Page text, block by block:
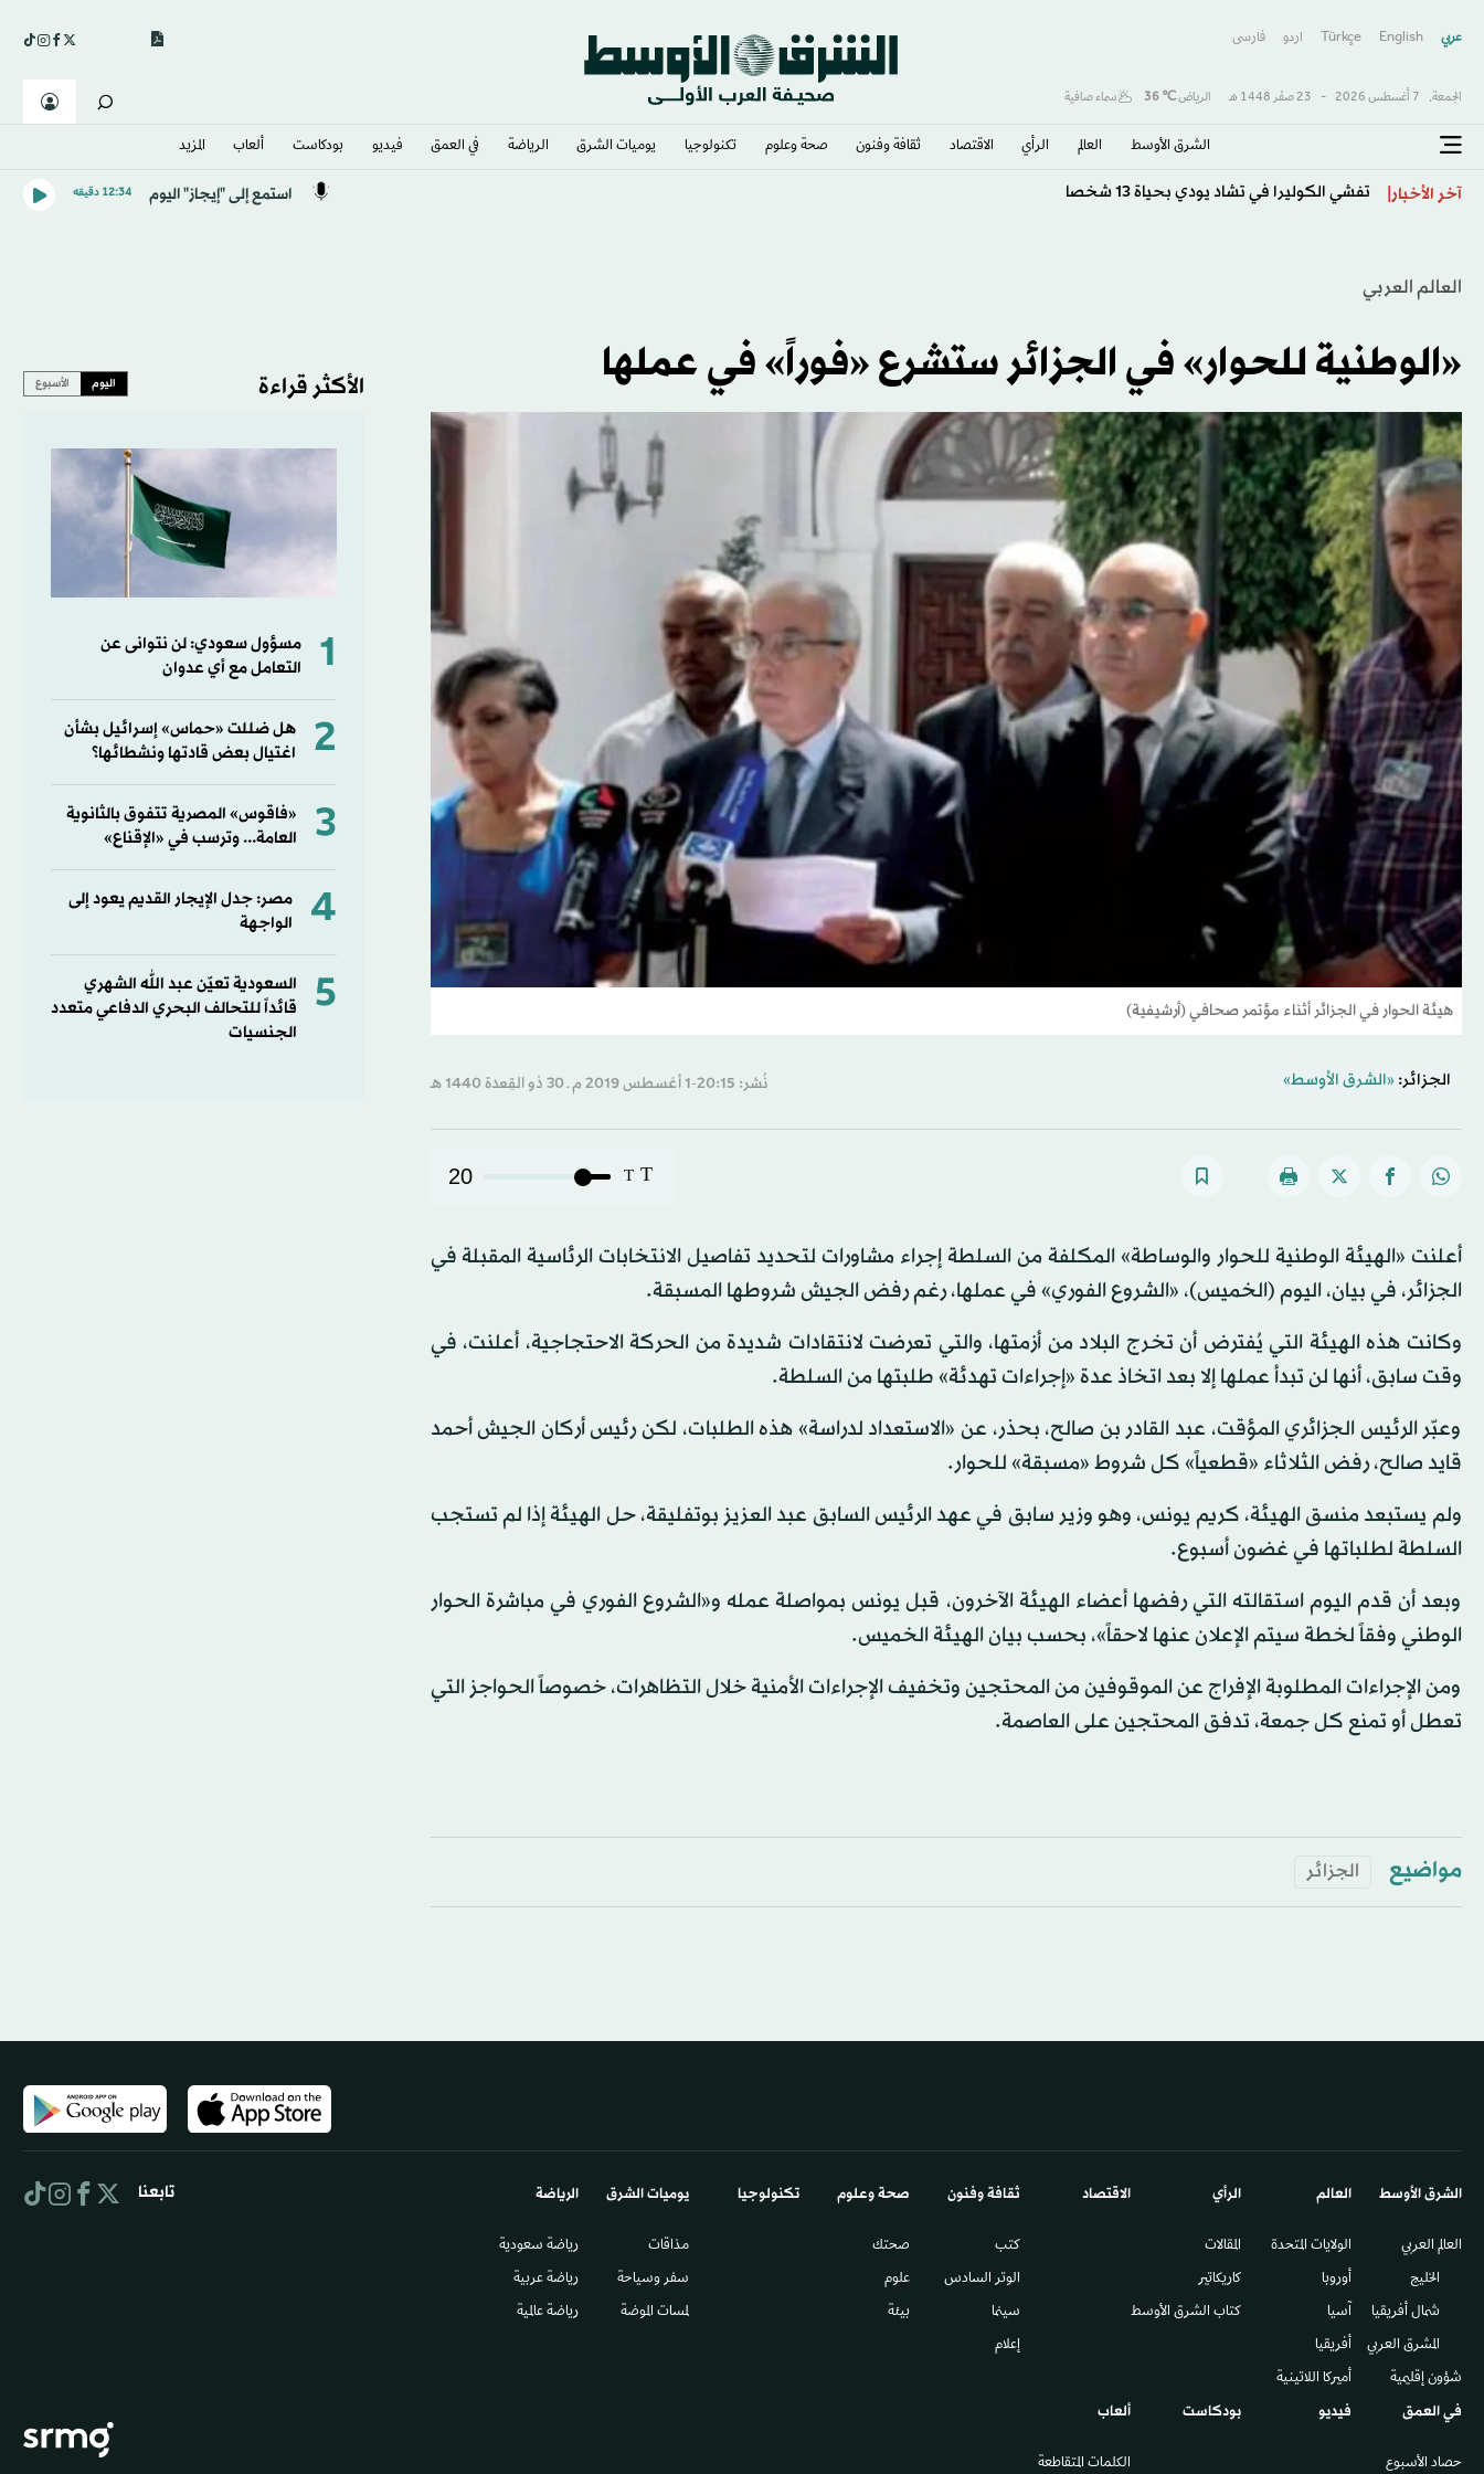
عربي English
Türkçe اردو فارسى
الجمعة, 7 أغسطس 2026 - 23 صفَر 1448 هـ الرياض℃
36 سماء صافية
الشرق الأوسط​ العالم الرأي الاقتصاد ثقافة وفنون صحة وعلوم تكنولوجيا يوميات الشرق​ الرياضة في العمق فيديو بودكاست ألعاب المزيد
آخر الأخبار تفشي الكوليرا في تشاد يودي بحياة 13 شخصا استمع إلى "إيجاز" اليوم 12:34 دقيقه
العالم العربي
«الوطنية للحوار» في الجزائر ستشرع «فوراً» في عملها
هيئة الحوار في الجزائر أثناء مؤتمر صحافي (أرشيفية)
الجزائر: «الشرق الأوسط» نُشر: 20:15-1 أغسطس 2019 م ـ 30 ذو القِعدة 1440 هـ
T
T
20
أعلنت «الهيئة الوطنية للحوار والوساطة» المكلفة من السلطة إجراء مشاورات لتحديد تفاصيل الانتخابات الرئاسية المقبلة في
الجزائر، في بيان، اليوم (الخميس)، «الشروع الفوري» في عملها، رغم رفض الجيش شروطها المسبقة.
وكانت هذه الهيئة التي يُفترض أن تخرج البلاد من أزمتها، والتي تعرضت لانتقادات شديدة من الحركة الاحتجاجية، أعلنت، في
وقت سابق، أنها لن تبدأ عملها إلا بعد اتخاذ عدة «إجراءات تهدئة» طلبتها من السلطة.
وعبّر الرئيس الجزائري المؤقت، عبد القادر بن صالح، بحذر، عن «الاستعداد لدراسة» هذه الطلبات، لكن رئيس أركان الجيش أحمد
قايد صالح، رفض الثلاثاء «قطعياً» كل شروط «مسبقة» للحوار.
ولم يستبعد منسق الهيئة، كريم يونس، وهو وزير سابق في عهد الرئيس السابق عبد العزيز بوتفليقة، حل الهيئة إذا لم تستجب
السلطة لطلباتها في غضون أسبوع.
وبعد أن قدم اليوم استقالته التي رفضها أعضاء الهيئة الآخرون، قبل يونس بمواصلة عمله و«الشروع الفوري في مباشرة الحوار
الوطني وفقاً لخطة سيتم الإعلان عنها لاحقاً»، بحسب بيان الهيئة الخميس.
ومن الإجراءات المطلوبة الإفراج عن الموقوفين من المحتجين وتخفيف الإجراءات الأمنية خلال التظاهرات، خصوصاً الحواجز التي
تعطل أو تمنع كل جمعة، تدفق المحتجين على العاصمة.
مواضيع الجزائر
الأكثر قراءة اليوم الأسبوع
1
مسؤول سعودي: لن نتوانى عن
التعامل مع أي عدوان
2
هل ضللت «حماس» إسرائيل بشأن
اغتيال بعض قادتها ونشطائها؟
3
«فاقوس» المصرية تتفوق بالثانوية
العامة... وترسب في «الإقناع»
4
مصر: جدل الإيجار القديم يعود إلى
الواجهة
5
السعودية تعيّن عبد الله الشهري
قائداً للتحالف البحري الدفاعي متعدد
الجنسيات
الشرق الأوسط​
العالم العربي
الخليج
شمال أفريقيا
المشرق العربي
شؤون إقليمية
العالم
الولايات المتحدة
أوروبا
آسيا
أفريقيا
أميركا اللاتينية
الرأي
المقالات
كاريكاتير
كتاب الشرق الأوسط
الاقتصاد ثقافة وفنون
كتب
الوتر السادس​
سينما
إعلام
صحة وعلوم
صحتك
علوم
بيئة
تكنولوجيا يوميات الشرق​
مذاقات
سفر وسياحة
لمسات الموضة
الرياضة
رياضة سعودية
رياضة عربية
رياضة عالمية
في العمق
حصاد الأسبوع
فيديو بودكاست ألعاب
الكلمات المتقاطعة
تابعنا